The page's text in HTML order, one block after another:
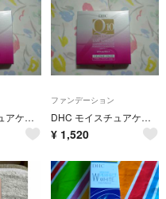
DHC モイスチュアケア クリアパウダリーファンデーション ナチュラルオークル03
ファンデーション
DHC モイスチュアケア クリアパウダリーファンデーション ナチュラルオークル03
¥ 1,520